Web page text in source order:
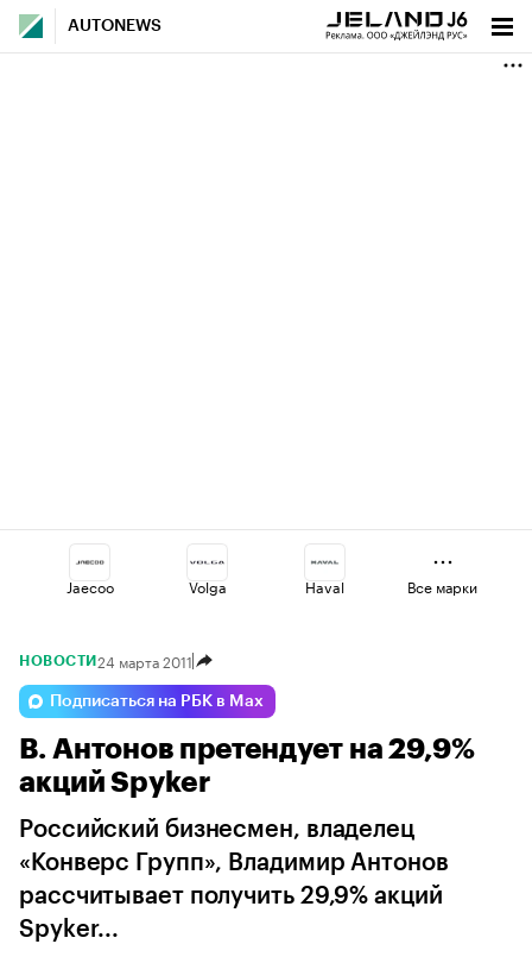
AUTONEWS
Jaecoo Volga Haval
Changan Geely
Esteo Voyah Lada
Все марки
НОВОСТИ 24 марта 2011
Подписаться на РБК в Max
В. Антонов претендует на 29,9%
акций Spyker
Российский бизнесмен, владелец
«Конверс Групп», Владимир Антонов
рассчитывает получить 29,9% акций
Spyker...